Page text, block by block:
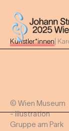
Künstler*innen
© Wien Museum
- Illustration
Gruppe am Park